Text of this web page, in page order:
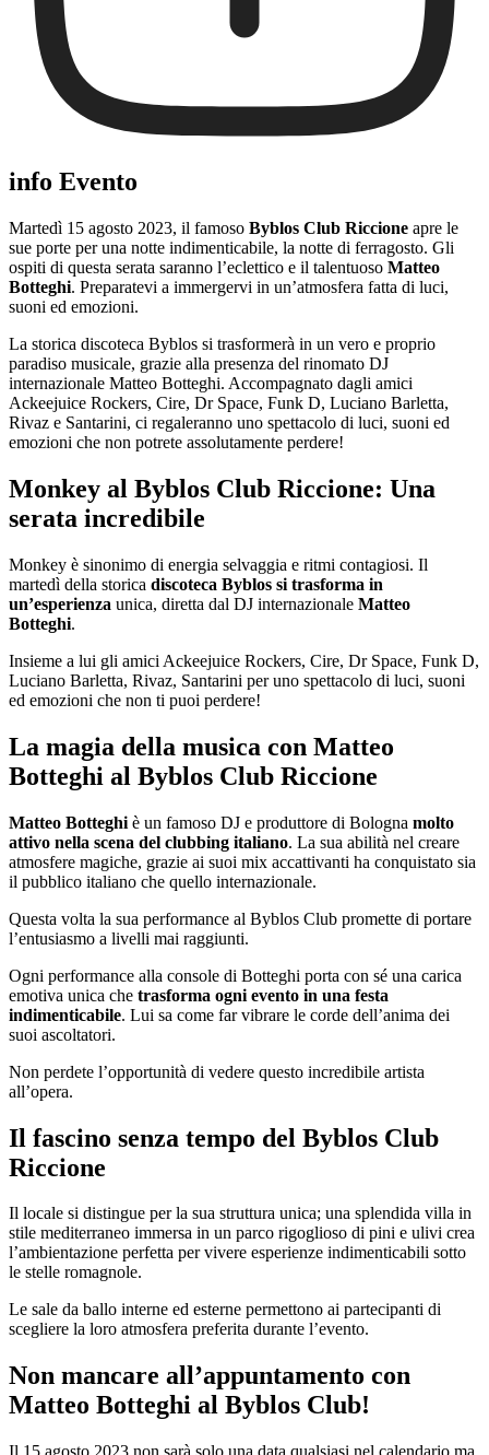
info Evento
Martedì 15 agosto 2023, il famoso Byblos Club Riccione apre le
sue porte per una notte indimenticabile, la notte di ferragosto. Gli
ospiti di questa serata saranno l’eclettico e il talentuoso Matteo
Botteghi. Preparatevi a immergervi in un’atmosfera fatta di luci,
suoni ed emozioni.
La storica discoteca Byblos si trasformerà in un vero e proprio
paradiso musicale, grazie alla presenza del rinomato DJ
internazionale Matteo Botteghi. Accompagnato dagli amici
Ackeejuice Rockers, Cire, Dr Space, Funk D, Luciano Barletta,
Rivaz e Santarini, ci regaleranno uno spettacolo di luci, suoni ed
emozioni che non potrete assolutamente perdere!
Monkey al Byblos Club Riccione: Una
serata incredibile
Monkey è sinonimo di energia selvaggia e ritmi contagiosi. Il
martedì della storica discoteca Byblos si trasforma in
un’esperienza unica, diretta dal DJ internazionale Matteo
Botteghi.
Insieme a lui gli amici Ackeejuice Rockers, Cire, Dr Space, Funk D,
Luciano Barletta, Rivaz, Santarini per uno spettacolo di luci, suoni
ed emozioni che non ti puoi perdere!
La magia della musica con Matteo
Botteghi al Byblos Club Riccione
Matteo Botteghi è un famoso DJ e produttore di Bologna molto
attivo nella scena del clubbing italiano. La sua abilità nel creare
atmosfere magiche, grazie ai suoi mix accattivanti ha conquistato sia
il pubblico italiano che quello internazionale.
Questa volta la sua performance al Byblos Club promette di portare
l’entusiasmo a livelli mai raggiunti.
Ogni performance alla console di Botteghi porta con sé una carica
emotiva unica che trasforma ogni evento in una festa
indimenticabile. Lui sa come far vibrare le corde dell’anima dei
suoi ascoltatori.
Non perdete l’opportunità di vedere questo incredibile artista
all’opera.
Il fascino senza tempo del Byblos Club
Riccione
Il locale si distingue per la sua struttura unica; una splendida villa in
stile mediterraneo immersa in un parco rigoglioso di pini e ulivi crea
l’ambientazione perfetta per vivere esperienze indimenticabili sotto
le stelle romagnole.
Le sale da ballo interne ed esterne permettono ai partecipanti di
scegliere la loro atmosfera preferita durante l’evento.
Non mancare all’appuntamento con
Matteo Botteghi al Byblos Club!